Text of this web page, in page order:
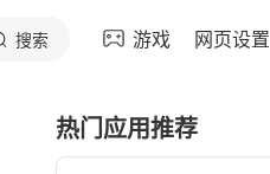
搜索 游戏 网页设置
热门应用推荐